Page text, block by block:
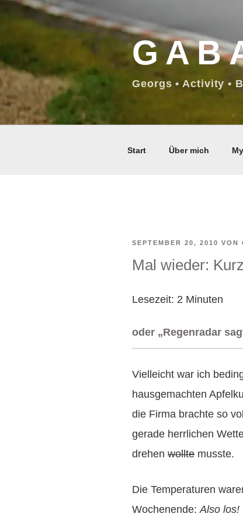
Georgs • Activity •
Start Über mich
VERÖFFENTLICHT
AM
SEPTEMBER 20, 2010 VON
Mal wieder:
Lesezeit: 2 Minuten
oder „Regenradar
Vielleicht war ich
hausgemachten
die Firma brachte so
gerade herrlichen
drehen wollte musste.
Die Temperaturen
Wochenende: Also los!